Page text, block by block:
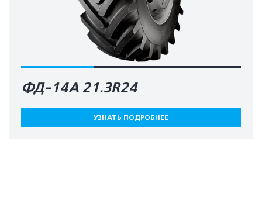
ФД-14А 21.3R24
УЗНАТЬ ПОДРОБНЕЕ